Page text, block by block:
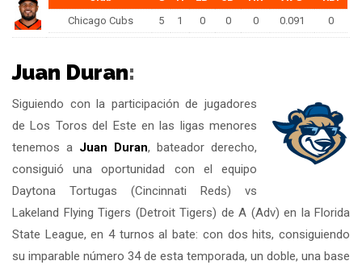
Chicago Cubs
5 1 0 0 0 0.091 0
Juan Duran:
Siguiendo con la participación de jugadores
de Los Toros del Este en las ligas menores
tenemos a Juan Duran, bateador derecho,
consiguió una oportunidad con el equipo
Daytona Tortugas (Cincinnati Reds) vs
Lakeland Flying Tigers (Detroit Tigers) de A (Adv) en la Florida
State League, en 4 turnos al bate: con dos hits, consiguiendo
su imparable número 34 de esta temporada, un doble, una base